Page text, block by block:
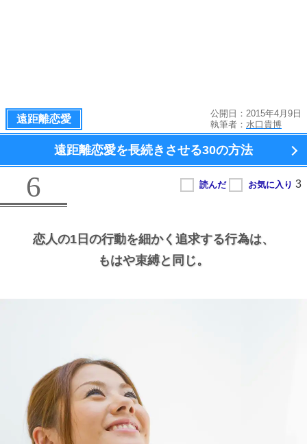
遠距離恋愛
公開日：2015年4月9日
執筆者： 水口貴博
遠距離恋愛を長続きさせる30の方法
6
恋人の1日の行動を細かく追求する行為は、
もはや束縛と同じ。